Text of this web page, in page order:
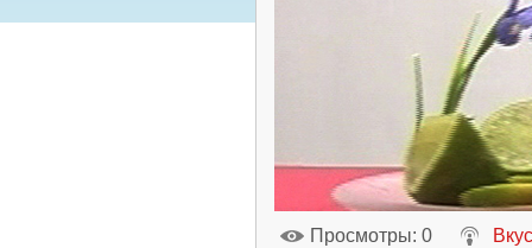
Просмотры: 0